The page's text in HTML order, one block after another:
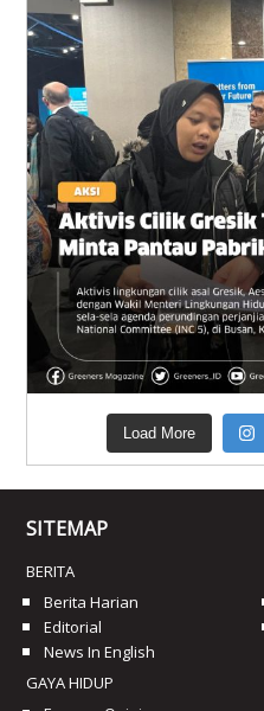
Load More
SITEMAP
BERITA
Berita Harian
Editorial
News In English
GAYA HIDUP